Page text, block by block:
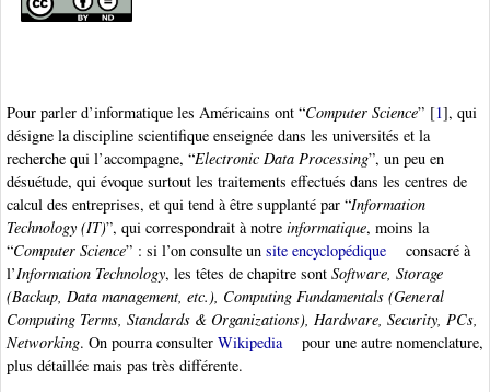
Pour parler d’informatique les Américains ont “Computer Science” [1], qui
désigne la discipline scientifique enseignée dans les universités et la
recherche qui l’accompagne, “Electronic Data Processing”, un peu en
désuétude, qui évoque surtout les traitements effectués dans les centres de
calcul des entreprises, et qui tend à être supplanté par “Information
Technology (IT)”, qui correspondrait à notre informatique, moins la
“Computer Science” : si l’on consulte un site encyclopédique
consacré à
l’Information Technology, les têtes de chapitre sont Software, Storage
(Backup, Data management, etc.), Computing Fundamentals (General
Computing Terms, Standards & Organizations), Hardware, Security, PCs,
Networking. On pourra consulter Wikipedia
pour une autre nomenclature,
plus détaillée mais pas très différente.